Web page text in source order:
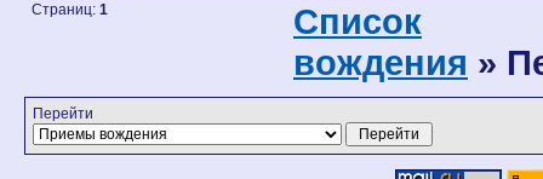
Страниц: 1 Список
вождения »
Перейти